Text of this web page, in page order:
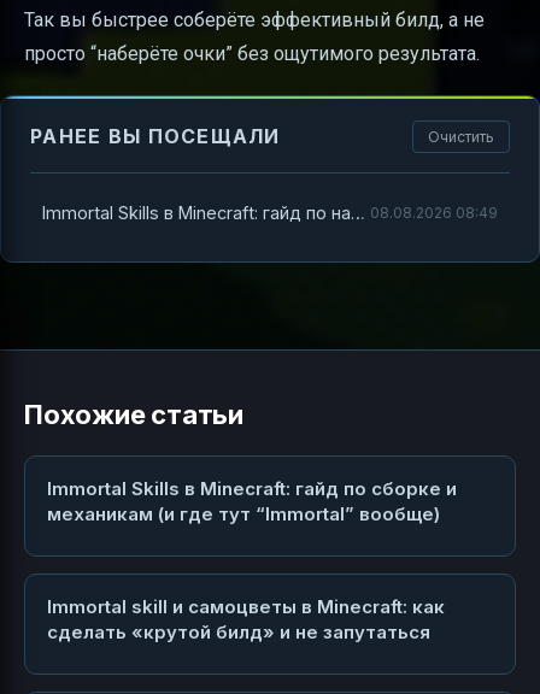
Так вы быстрее соберёте эффективный билд, а не
просто “наберёте очки” без ощутимого результата.
РАНЕЕ ВЫ ПОСЕЩАЛИ Очистить
Immortal Skills в Minecraft: гайд по навыкам, прогрессу и главной “иммортал”-системе 08.08.2026 08:49
Похожие статьи
Immortal Skills в Minecraft: гайд по сборке и
механикам (и где тут “Immortal” вообще)
Immortal skill и самоцветы в Minecraft: как
сделать «крутой билд» и не запутаться